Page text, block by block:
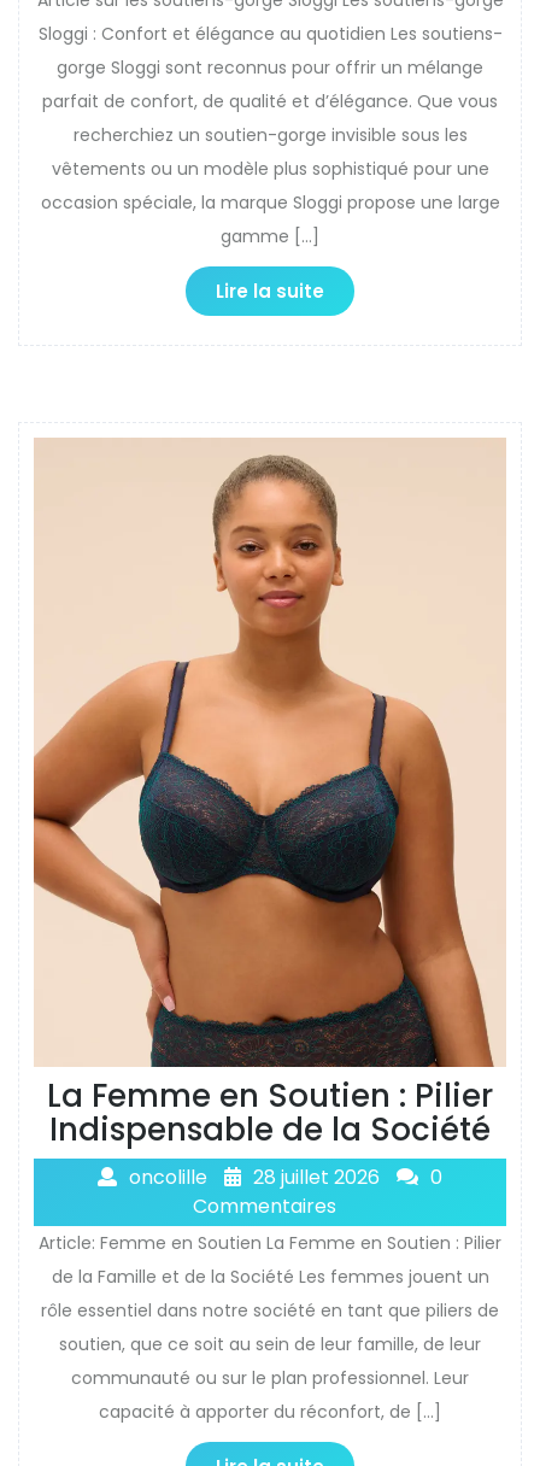
Sloggi : Confort et élégance au quotidien Les soutiens-
gorge Sloggi sont reconnus pour offrir un mélange
parfait de confort, de qualité et d’élégance. Que vous
recherchiez un soutien-gorge invisible sous les
vêtements ou un modèle plus sophistiqué pour une
occasion spéciale, la marque Sloggi propose une large
gamme […]
Lire la suite
La Femme en Soutien : Pilier
Indispensable de la Société
oncolille 28 juillet 2026
0
Commentaires
Article: Femme en Soutien La Femme en Soutien : Pilier
de la Famille et de la Société Les femmes jouent un
rôle essentiel dans notre société en tant que piliers de
soutien, que ce soit au sein de leur famille, de leur
communauté ou sur le plan professionnel. Leur
capacité à apporter du réconfort, de […]